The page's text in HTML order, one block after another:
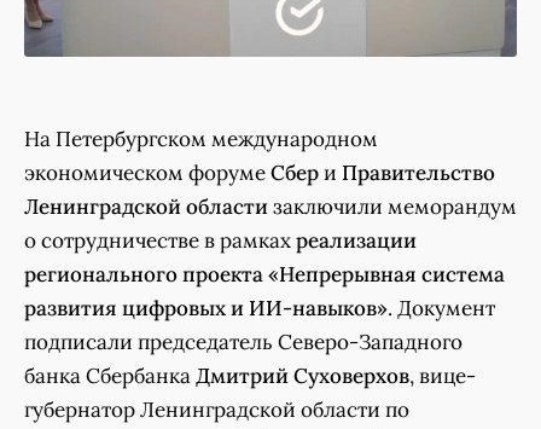
На Петербургском международном
экономическом форумеСбери Правительство
Ленинградской областизаключили меморандум
о сотрудничестве в рамкахреализации
регионального проекта «Непрерывная система
развития цифровых и ИИ-навыков». Документ
подписали председатель Северо-Западного
банка СбербанкаДмитрий Суховерхов, вице-
губернатор Ленинградской области по